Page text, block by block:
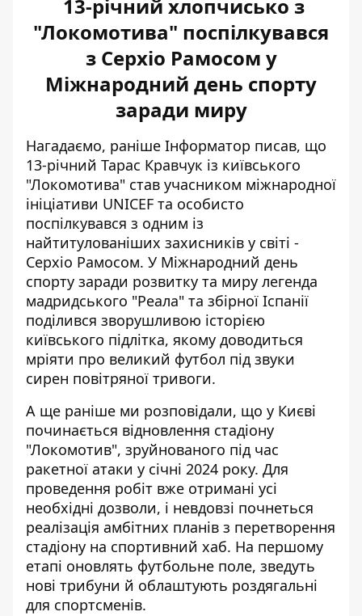
13-річний хлопчисько з
"Локомотива" поспілкувався
з Серхіо Рамосом у
Міжнародний день спорту
заради миру
Нагадаємо, раніше Інформатор писав, що
13-річний Тарас Кравчук із київського
"Локомотива" став учасником міжнародної
ініціативи UNICEF та особисто
поспілкувався з одним із
найтитулованіших захисників у світі -
Серхіо Рамосом. У Міжнародний день
спорту заради розвитку та миру легенда
мадридського "Реала" та збірної Іспанії
поділився зворушливою історією
київського підлітка, якому доводиться
мріяти про великий футбол під звуки
сирен повітряної тривоги.
А ще раніше ми розповідали, що у Києві
починається відновлення стадіону
"Локомотив", зруйнованого під час
ракетної атаки у січні 2024 року. Для
проведення робіт вже отримані усі
необхідні дозволи, і невдовзі почнеться
реалізація амбітних планів з перетворення
стадіону на спортивний хаб. На першому
етапі оновлять футбольне поле, зведуть
нові трибуни й облаштують роздягальні
для спортсменів.